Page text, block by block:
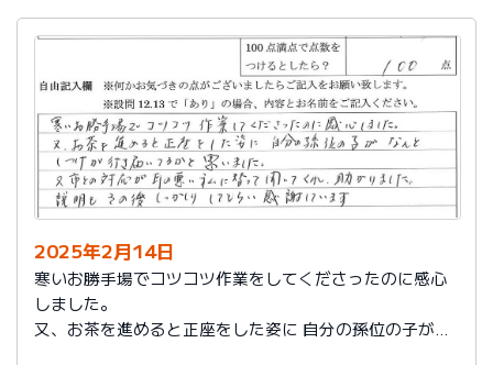
2025年2月14日
寒いお勝手場でコツコツ作業をしてくださったのに感心
しました。
又、お茶を進めると正座をした姿に 自分の孫位の子がな